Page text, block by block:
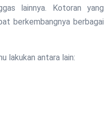
lainnya. Kotoran yang
berkembangnya berbagai
lakukan antara lain: